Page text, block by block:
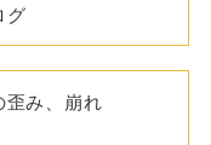
グ
歪み、崩れ